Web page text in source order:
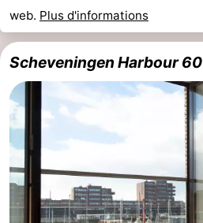
web. Plus d'informations
Scheveningen Harbour 60